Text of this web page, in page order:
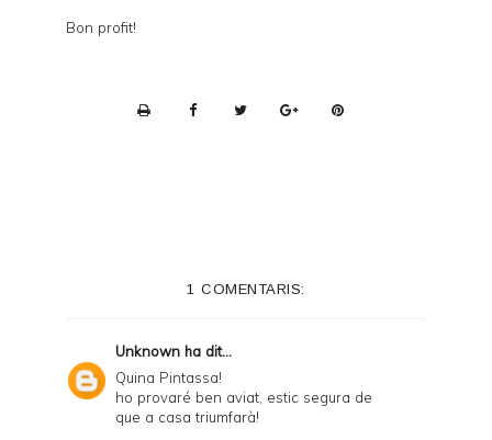
Bon profit!
r
i
1 COMENTARIS:
Unknown ha dit...
Quina Pintassa!
ho provaré ben aviat, estic segura de
que a casa triumfarà!